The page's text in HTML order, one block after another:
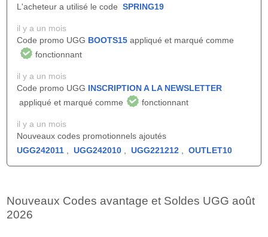
L'acheteur a utilisé le code SPRING19
il y a un mois
Code promo UGG BOOTS15 appliqué et marqué comme
fonctionnant
il y a un mois
Code promo UGG INSCRIPTION A LA NEWSLETTER
appliqué et marqué comme
fonctionnant
il y a un mois
Nouveaux codes promotionnels ajoutés
UGG242011
UGG242010 UGG221212 OUTLET10
Nouveaux Codes avantage et Soldes UGG août
2026